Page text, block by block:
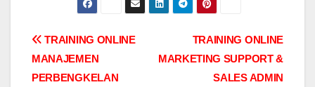
Post
navigation
TRAINING ONLINE
MARKETING SUPPORT &
SALES ADMIN
TRAINING ONLINE
MANAJEMEN
PERBENGKELAN